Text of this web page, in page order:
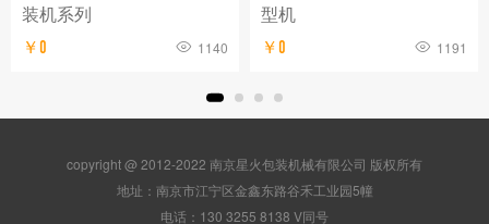
装机系列
￥0 1140
型机
￥0 1191
copyright @ 2012-2022 南京星火包装机械有限公司 版权所有
地址：南京市江宁区金鑫东路谷禾工业园5幢
电话：130 3255 8138 V同号